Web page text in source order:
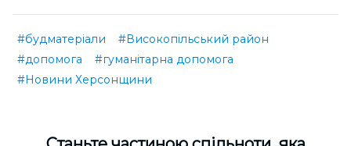
#будматеріали
#Високопільський район
#допомога
#гуманітарна допомога
#Новини Херсонщини